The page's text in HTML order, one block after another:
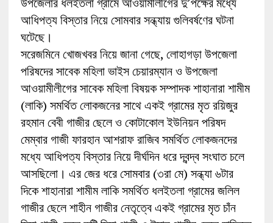
আধিপত্য বিস্তার নিয়ে সোমবার সন্ধ্যায় গুলিবর্ষণের ঘটনা
ঘটেছে।
সরেজমিনে খোজখবর নিয়ে জানা গেছে, লোহাগড়া উপজেলা
পরিষদের সাবেক মহিলা ভাইস চেয়ারম্যান ও উপজেলা
আওয়ামীলীগের সাবেক মহিলা বিষয়ক সম্পাদক শাহানারা শামীম
(লাকি) সমর্থিত লোকজনের সাথে একই গ্রামের মৃত রয়িজুর
রহমান বেবী গাজীর ছেলে ও কোটাকোল ইউনিয়ন পরিষদ
মেম্বার গাজী ফারহান আশরাফ রাজিব সমর্থিত লোকজনদের
মধ্যে আধিপত্য বিস্তার নিয়ে দীর্ঘদিন ধরে দ্বন্দ্ব সংঘাত চলে
আসছিলো। এর জের ধরে সোমবার (৩রা মে) সন্ধ্যা ৬টার
দিকে শাহানারা শামীম লাকি সমর্থিত ধলইতলা গ্রামের জলিল
গাজীর ছেলে শাহীন গাজীর নেতৃত্বে একই গ্রামের মৃত চাঁন